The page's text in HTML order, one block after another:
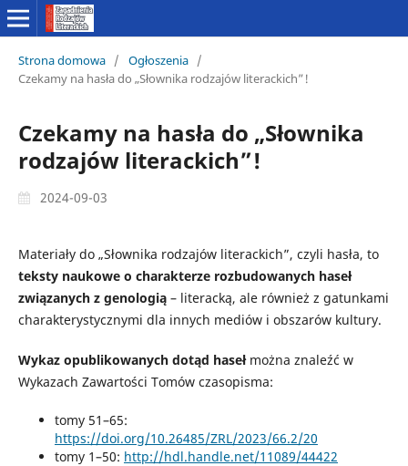
Strona domowa / Ogłoszenia /
Czekamy na hasła do „Słownika rodzajów literackich”!
Czekamy na hasła do „Słownika
rodzajów literackich”!
2024-09-03
Materiały do „Słownika rodzajów literackich”, czyli hasła, to
teksty naukowe o charakterze rozbudowanych haseł
związanych z genologią– literacką, ale również z gatunkami
charakterystycznymi dla innych mediów i obszarów kultury.
Wykaz opublikowanych dotąd hasełmożna znaleźć w
Wykazach Zawartości Tomów czasopisma:
tomy 51–65:
https://doi.org/10.26485/ZRL/2023/66.2/20
tomy 1–50: http://hdl.handle.net/11089/44422